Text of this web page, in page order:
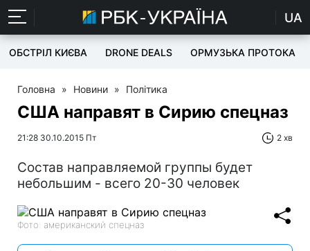
UA
ОБСТРІЛ КИЄВА DRONE DEALS ОРМУЗЬКА ПРОТОКА
Головна » Новини » Політика
США направят в Сирию спецназ
21:28 30.10.2015 Пт 2 хв
Состав направляемой группы будет
небольшим - всего 20-30 человек
Фото: американский спецназ